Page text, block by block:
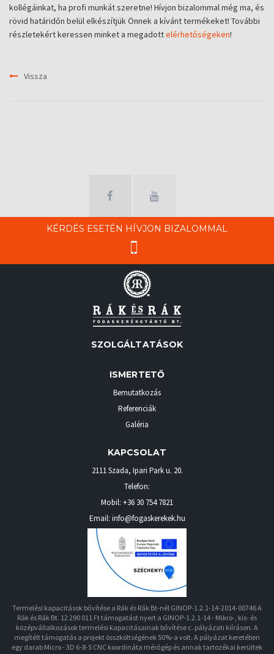
kollégáinkat, ha profi munkát szeretne! Hívjon bizalommal még ma, és
rövid határidőn belül elkészítjük Önnek a kívánt termékeket! További
részletekért keressen minket a megadottelérhetőségeken!
Vissza
KÉRDÉS ESETÉN HÍVJON BIZALOMMAL
SZOLGÁLTATÁSOK
ISMERTETŐ
Bemutatkozás
Referenciák
Galéria
KAPCSOLAT
2111 Szada, Ipari Park u. 20.
Telefon:
Mobil: +36 30 754 7821
Email: info@fogaskerekek.hu
Termelési kapacitások bővítése a Rák és Rák Bt-nél GINOP-1.2.1-14-2014-00746 A
Rák és Rák Bt. 12 290 011 Ft támogatást nyert a GINOP-1.2.1-14 - Mikro-, kis- és
középvállalkozások termelési kapacitásainak bővítése c. pályázati kiíráson. A
megítélt támogatás a projekt összköltségének 50%-a volt. A pályázat keretében
egy darab Micro - 3D 6-8-5 CNC koordináta mérőgép és annak tartozékai kerültek